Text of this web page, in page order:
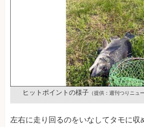
ヒットポイントの様子 （提供：週刊つりニュ
左右に走り回るのをいなしてタモに